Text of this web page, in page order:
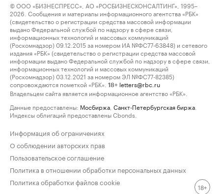
© ООО «БИЗНЕСПРЕСС», АО «РОСБИЗНЕСКОНСАЛТИНГ», 1995–
2026. Сообщения и материалы информационного агентства «РБК»
(свидетельство о регистрации средства массовой информации
выдано Федеральной службой по надзору в сфере связи,
информационных технологий и массовых коммуникаций
(Роскомнадзор) 09.12.2015 за номером ИА №ФС77-63848) и сетевого
издания «РБК» (свидетельство о регистрации средства массовой
информации выдано Федеральной службой по надзору в сфере связи,
информационных технологий и массовых коммуникаций
(Роскомнадзор) 03.12.2021 за номером ЭЛ №ФС77-82385)
сопровождаются пометкой «РБК».
18+ letters@rbc.ru
Владельцем сайта является информационное агентство «РБК».
Данные предоставлены: Мосбиржа Санкт-Петербургская биржа
Индексы облигаций предоставлены Cbonds.
Информация об ограничениях
О соблюдении авторских прав
Пользовательское соглашение
Политика в отношении обработки персональных данных
Политика обработки файлов cookie
18+